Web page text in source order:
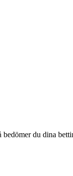
du dina